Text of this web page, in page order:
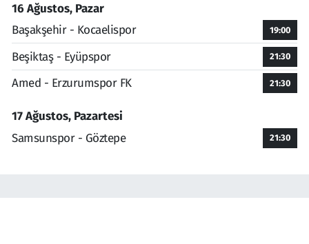
16 Ağustos, Pazar
Başakşehir - Kocaelispor
19:00
Beşiktaş - Eyüpspor 21:30
Amed - Erzurumspor FK 21:30
17 Ağustos, Pazartesi
Samsunspor - Göztepe
21:30